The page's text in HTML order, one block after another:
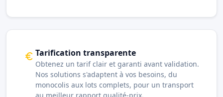
Tarification transparente
Obtenez un tarif clair et garanti avant validation.
Nos solutions s'adaptent à vos besoins, du
monocolis aux lots complets, pour un transport